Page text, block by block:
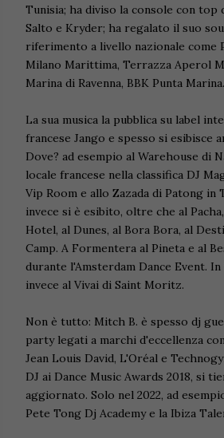
Tunisia; ha diviso la console con top
Salto e Kryder; ha regalato il suo
riferimento a livello nazionale come
Milano Marittima, Terrazza Aperol
Marina di Ravenna, BBK Punta
La sua musica la pubblica su label
francese Jango e spesso si esibisce
Dove? ad esempio al Warehouse di
locale francese nella classifica DJ
Vip Room e allo Zazada di Patong in
invece si è esibito, oltre che al
Hotel, al Dunes, al Bora Bora, al
Camp. A Formentera al Pineta e al
durante l'Amsterdam Dance Event.
invece al Vivai di Saint Moritz.
Non è tutto: Mitch B. è spesso dj
party legati a marchi d'eccellenza
Jean Louis David, L'Oréal e
DJ ai Dance Music Awards 2018, si
aggiornato. Solo nel 2022, ad
Pete Tong Dj Academy e la Ibiza